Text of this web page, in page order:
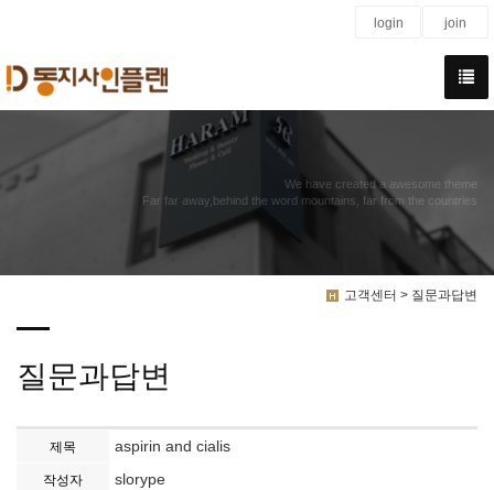
login join
We have created a awesome theme
Far far away,behind the word mountains, far from the countries
고객센터 > 질문과답변
질문과답변
제목 aspirin and cialis
작성자 slorype